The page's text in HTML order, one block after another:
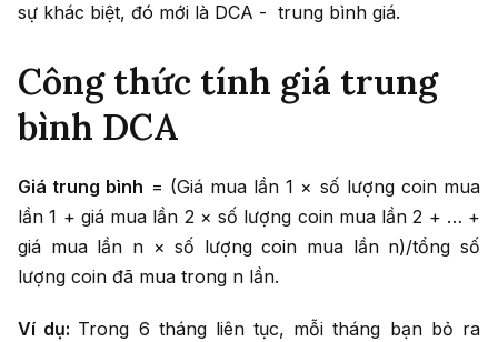
sự khác biệt, đó mới là DCA - trung bình giá.
Công thức tính giá trung
bình DCA
Giá trung bình = (Giá mua lần 1 × số lượng coin mua
lần 1 + giá mua lần 2 × số lượng coin mua lần 2 + … +
giá mua lần n × số lượng coin mua lần n)/tổng số
lượng coin đã mua trong n lần.
Ví dụ: Trong 6 tháng liên tục, mỗi tháng bạn bỏ ra